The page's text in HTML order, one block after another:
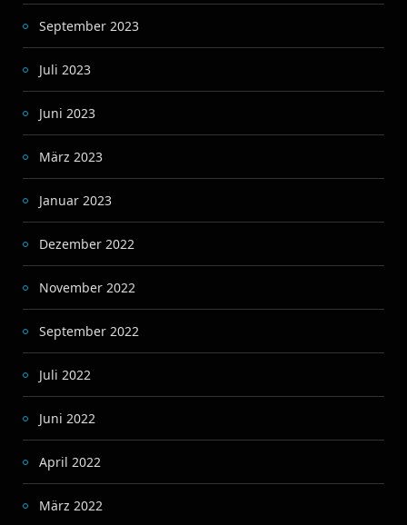
September 2023
Juli 2023
Juni 2023
März 2023
Januar 2023
Dezember 2022
November 2022
September 2022
Juli 2022
Juni 2022
April 2022
März 2022